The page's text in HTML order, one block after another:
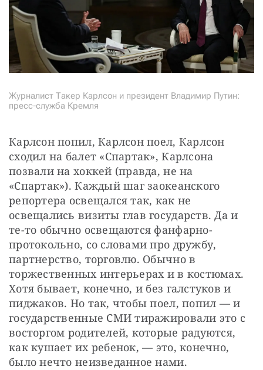
Журналист Такер Карлсон и президент Владимир Путин:
пресс-служба Кремля
Карлсон попил, Карлсон поел, Карлсон
сходил на балет «Спартак», Карлсона
позвали на хоккей (правда, не на
«Спартак»). Каждый шаг заокеанского
репортера освещался так, как не
освещались визиты глав государств. Да и
те-то обычно освещаются фанфарно-
протокольно, со словами про дружбу,
партнерство, торговлю. Обычно в
торжественных интерьерах и в костюмах.
Хотя бывает, конечно, и без галстуков и
пиджаков. Но так, чтобы поел, попил — и
государственные СМИ тиражировали это с
восторгом родителей, которые радуются,
как кушает их ребенок, — это, конечно,
было нечто неизведанное нами.